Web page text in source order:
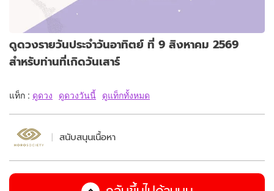
ดูดวงรายวันประจำวันอาทิตย์ ที่ 9 สิงหาคม 2569
สำหรับท่านที่เกิดวันเสาร์
แท็ก : ดูดวง ดูดวงวันนี้ ดูแท็กทั้งหมด
สนับสนุนเนื้อหา